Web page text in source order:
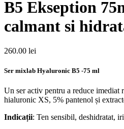
B5 Ekseption
calmant si
260.00 lei
Ser mixlab Hyaluronic B5 -75 ml
Un ser activ pentru a reduce imediat
hialuronic XS, 5% pantenol și
Indicații: Ten sensibil, deshidratat,